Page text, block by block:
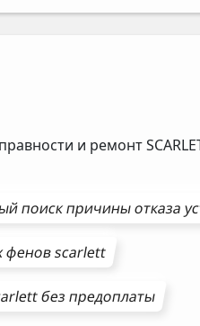
и ремонт
поиск причины отказа
феновscarlett
без предоплаты